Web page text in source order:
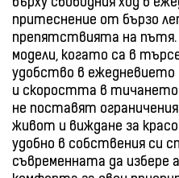
върху свободния ход в
притеснение от бързо
препятствията на
модели, когато са в
удобство в ежедневието
и скоростта в тичането
не поставят
живот и виждане за
удобно в собствения си
съвременната да избере